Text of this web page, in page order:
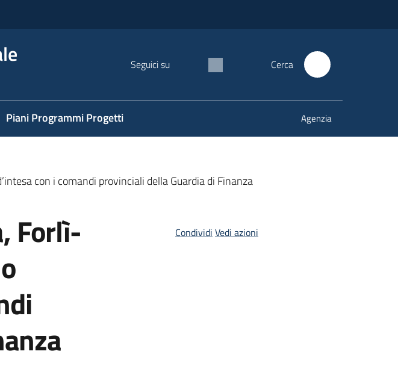
Seguici su Cerca
Piani Programmi Progetti Agenzia
con i comandi provinciali della Guardia di Finanza
Forlì-
Condividi Vedi azioni